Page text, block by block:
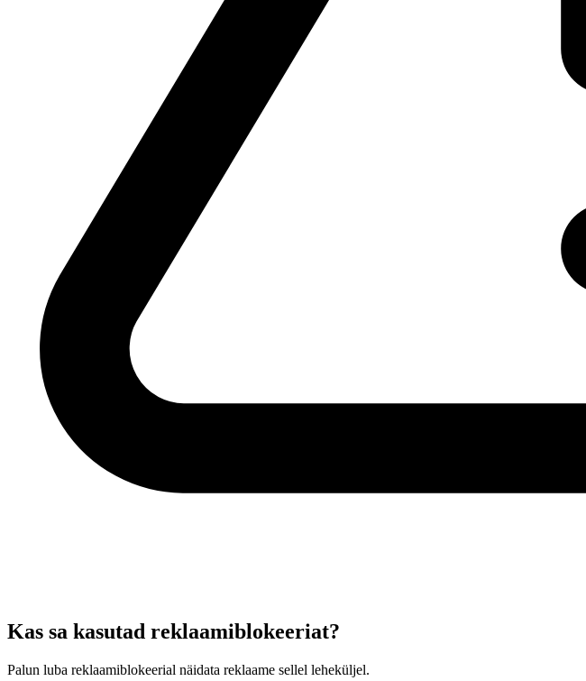
Kas sa kasutad reklaamiblokeeriat?
Palun luba reklaamiblokeerial näidata reklaame sellel leheküljel.